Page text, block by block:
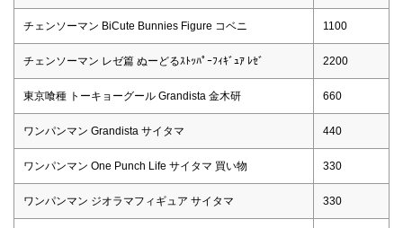
チェンソーマン BiCute Bunnies Figure コベニ 1100
チェンソーマン レゼ篇 ぬーどるｽﾄｯﾊﾟｰﾌｨｷﾞｭｱ ﾚｾﾞ 2200
東京喰種 トーキョーグール Grandista 金木研 660
ワンパンマン Grandista サイタマ 440
ワンパンマン One Punch Life サイタマ 買い物 330
ワンパンマン ジオラマフィギュア サイタマ 330